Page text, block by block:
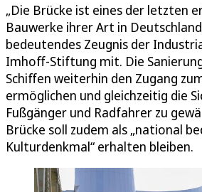
„Die Brücke ist eines der letzten
Bauwerke ihrer Art in
bedeutendes Zeugnis der
Imhoff-Stiftung mit. Die
Schiffen weiterhin den Zugang
ermöglichen und gleichzeitig die
Fußgänger und Radfahrer zu
Brücke soll zudem als „national
Kulturdenkmal“ erhalten bleiben.